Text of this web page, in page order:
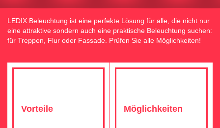
LEDIX Beleuchtung ist eine perfekte Lösung für alle, die nicht nur
eine attraktive sondern auch eine praktische Beleuchtung suchen:
für Treppen, Flur oder Fassade. Prüfen Sie alle Möglichkeiten!
Vorteile Möglichkeiten